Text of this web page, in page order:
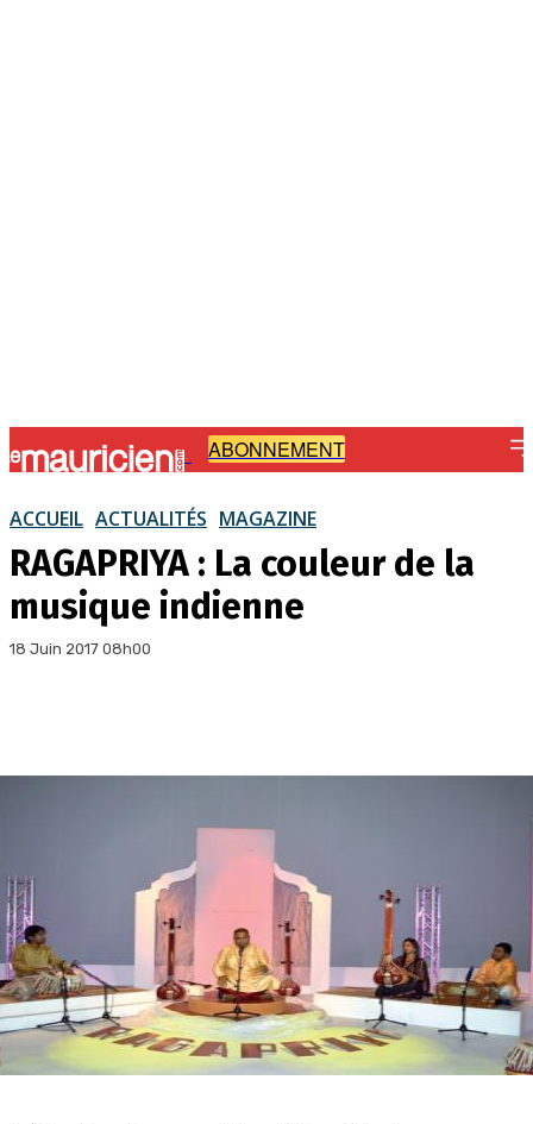
- ABONNEMENT
ACCUEIL ACTUALITÉS MAGAZINE
RAGAPRIYA : La couleur de la
musique indienne
18 Juin 2017 08h00